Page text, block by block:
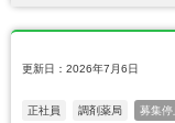
更新日：2026年7月6日
正社員 調剤薬局 募集停